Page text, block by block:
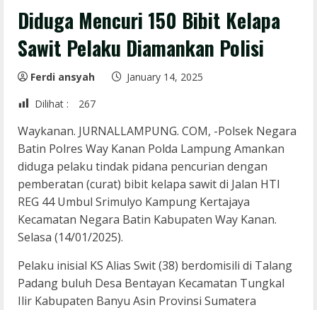
Diduga Mencuri 150 Bibit Kelapa
Sawit Pelaku Diamankan Polisi
Ferdi ansyah
January 14, 2025
Dilihat :
267
Waykanan. JURNALLAMPUNG. COM, -Polsek Negara
Batin Polres Way Kanan Polda Lampung Amankan
diduga pelaku tindak pidana pencurian dengan
pemberatan (curat) bibit kelapa sawit di Jalan HTI
REG 44 Umbul Srimulyo Kampung Kertajaya
Kecamatan Negara Batin Kabupaten Way Kanan.
Selasa (14/01/2025).
Pelaku inisial KS Alias Swit (38) berdomisili di Talang
Padang buluh Desa Bentayan Kecamatan Tungkal
Ilir Kabupaten Banyu Asin Provinsi Sumatera